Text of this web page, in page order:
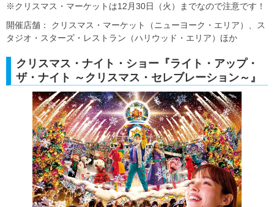
※クリスマス・マーケットは12月30日（火）までなので注意です！
開催店舗： クリスマス・マーケット（ニューヨーク・エリア）、ス
タジオ・スターズ・レストラン（ハリウッド・エリア）ほか
クリスマス・ナイト・ショー『ライト・アップ・
ザ・ナイト ～クリスマス・セレブレーション～』